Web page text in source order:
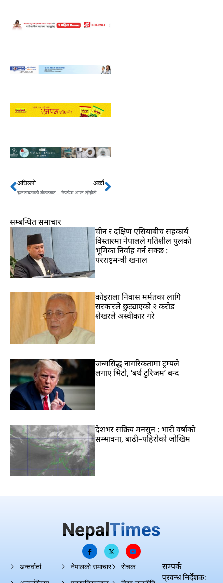
Prev
अघिल्लो
इजरायलको बंकरबाट जीवन बचाइँदिन ५ विद्यार्थीको गुहार
अर्कोNext
सम्बन्धित समाचार
चीन र दक्षिण एसियाबीच सहकार्य
विस्तारमा नेपालले गतिशील पुलको
भूमिका निर्वाह गर्न सक्छ :
परराष्ट्रमन्त्री खनाल
कोइराला निवास मर्मतका लागि
सरकारले छुट्याएको २ करोड
शेखरले अस्वीकार गरे
जन्मसिद्ध नागरिकतामा ट्रम्पले
लगाए भिटो, ‘बर्थ टुरिजम’ बन्द
देशभर सक्रिय मनसुन : भारी वर्षाको
सम्भावना, बाढी–पहिरोको जोखिम
अन्तर्वार्ता
नेपालको समाचार
रोचक
सम्पर्क
प्रवन्ध निर्देशक: